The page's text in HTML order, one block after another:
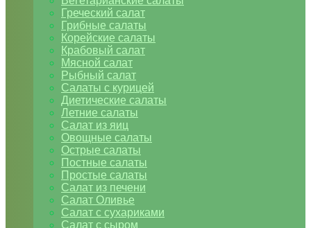
Греческий салат
Грибные салаты
Корейские салаты
Крабовый салат
Мясной салат
Рыбный салат
Салаты с курицей
Диетические салаты
Летние салаты
Салат из яиц
Овощные салаты
Острые салаты
Постные салаты
Простые салаты
Салат из печени
Салат Оливье
Салат с сухариками
Салат с сыром